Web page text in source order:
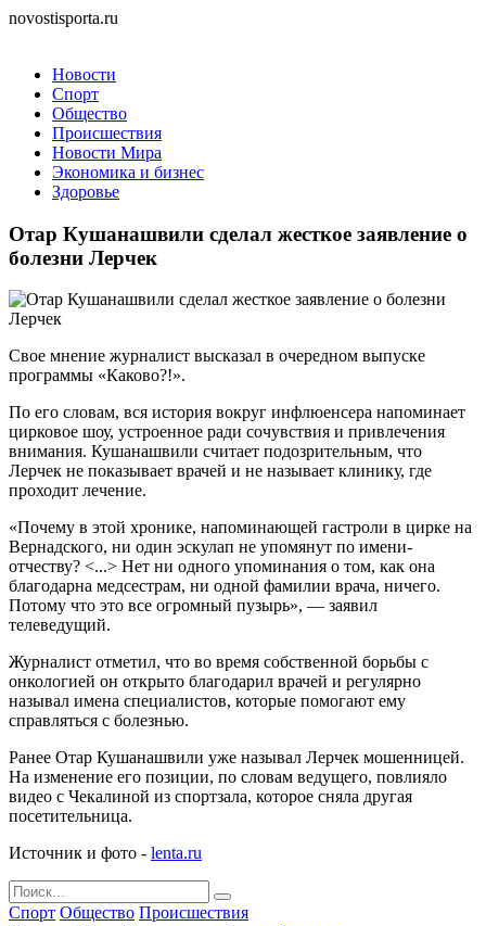
novostisporta.ru
Новости
Спорт
Общество
Происшествия
Новости Мира
Экономика и бизнес
Здоровье
Отар Кушанашвили сделал жесткое заявление о
болезни Лерчек
Свое мнение журналист высказал в очередном выпуске
программы «Каково?!».
По его словам, вся история вокруг инфлюенсера напоминает
цирковое шоу, устроенное ради сочувствия и привлечения
внимания. Кушанашвили считает подозрительным, что
Лерчек не показывает врачей и не называет клинику, где
проходит лечение.
«Почему в этой хронике, напоминающей гастроли в цирке на
Вернадского, ни один эскулап не упомянут по имени-
отчеству? <...> Нет ни одного упоминания о том, как она
благодарна медсестрам, ни одной фамилии врача, ничего.
Потому что это все огромный пузырь», — заявил
телеведущий.
Журналист отметил, что во время собственной борьбы с
онкологией он открыто благодарил врачей и регулярно
называл имена специалистов, которые помогают ему
справляться с болезнью.
Ранее Отар Кушанашвили уже называл Лерчек мошенницей.
На изменение его позиции, по словам ведущего, повлияло
видео с Чекалиной из спортзала, которое сняла другая
посетительница.
Источник и фото - lenta.ru
Спорт Общество Происшествия